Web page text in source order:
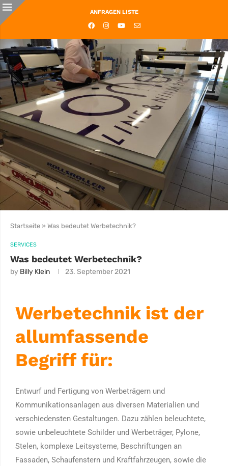
ANFRAGEN LISTE
Startseite » Was bedeutet Werbetechnik?
SERVICES
Was bedeutet Werbetechnik?
by Billy Klein 23. September 2021
Werbetechnik ist der
allumfassende
Begriff für:
Entwurf und Fertigung von Werbeträgern und
Kommunikationsanlagen aus diversen Materialien und
verschiedensten Gestaltungen. Dazu zählen beleuchtete,
sowie unbeleuchtete Schilder und Werbeträger, Pylone,
Stelen, komplexe Leitsysteme, Beschriftungen an
Fassaden, Schaufenstern und Kraftfahrzeugen, sowie die